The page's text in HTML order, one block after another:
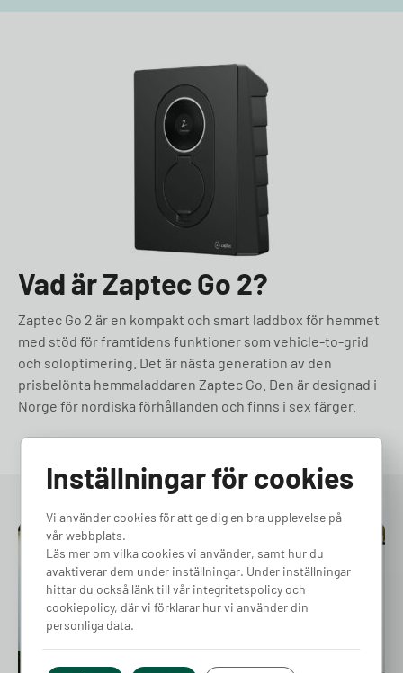
Vad är Zaptec Go 2?
Zaptec Go 2 är en kompakt och smart laddbox för hemmet
med stöd för framtidens funktioner som vehicle-to-grid
och soloptimering. Det är nästa generation av den
prisbelönta hemmaladdaren Zaptec Go. Den är designad i
Norge för nordiska förhållanden och finns i sex färger.
Inställningar för cookies
Vi använder cookies för att ge dig en bra upplevelse på
vår webbplats.
Läs mer om vilka cookies vi använder, samt hur du
avaktiverar dem under inställningar. Under inställningar
hittar du också länk till vår integritetspolicy och
cookiepolicy, där vi förklarar hur vi använder din
personliga data.